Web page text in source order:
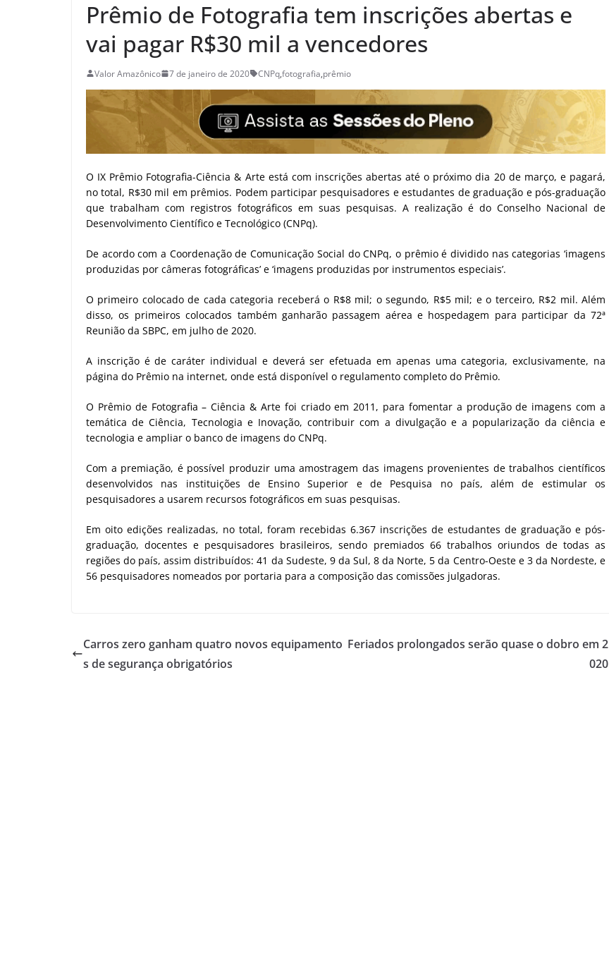
Prêmio de Fotografia tem inscrições abertas e
vai pagar R$30 mil a vencedores
Valor Amazônico 7 de janeiro de 2020 CNPq,fotografia,prêmio
O IX Prêmio Fotografia-Ciência & Arte está com inscrições abertas até o próximo dia 20 de março, e pagará,
no total, R$30 mil em prêmios. Podem participar pesquisadores e estudantes de graduação e pós-graduação
que trabalham com registros fotográficos em suas pesquisas. A realização é do Conselho Nacional de
Desenvolvimento Científico e Tecnológico (CNPq).
De acordo com a Coordenação de Comunicação Social do CNPq, o prêmio é dividido nas categorias ‘imagens
produzidas por câmeras fotográficas’ e ‘imagens produzidas por instrumentos especiais’.
O primeiro colocado de cada categoria receberá o R$8 mil; o segundo, R$5 mil; e o terceiro, R$2 mil. Além
disso, os primeiros colocados também ganharão passagem aérea e hospedagem para participar da 72ª
Reunião da SBPC, em julho de 2020.
A inscrição é de caráter individual e deverá ser efetuada em apenas uma categoria, exclusivamente, na
página do Prêmio na internet, onde está disponível o regulamento completo do Prêmio.
O Prêmio de Fotografia – Ciência & Arte foi criado em 2011, para fomentar a produção de imagens com a
temática de Ciência, Tecnologia e Inovação, contribuir com a divulgação e a popularização da ciência e
tecnologia e ampliar o banco de imagens do CNPq.
Com a premiação, é possível produzir uma amostragem das imagens provenientes de trabalhos científicos
desenvolvidos nas instituições de Ensino Superior e de Pesquisa no país, além de estimular os
pesquisadores a usarem recursos fotográficos em suas pesquisas.
Em oito edições realizadas, no total, foram recebidas 6.367 inscrições de estudantes de graduação e pós-
graduação, docentes e pesquisadores brasileiros, sendo premiados 66 trabalhos oriundos de todas as
regiões do país, assim distribuídos: 41 da Sudeste, 9 da Sul, 8 da Norte, 5 da Centro-Oeste e 3 da Nordeste, e
56 pesquisadores nomeados por portaria para a composição das comissões julgadoras.
Carros zero ganham quatro novos equipamento
s de segurança obrigatórios
Feriados prolongados serão quase o dobro em 2
020